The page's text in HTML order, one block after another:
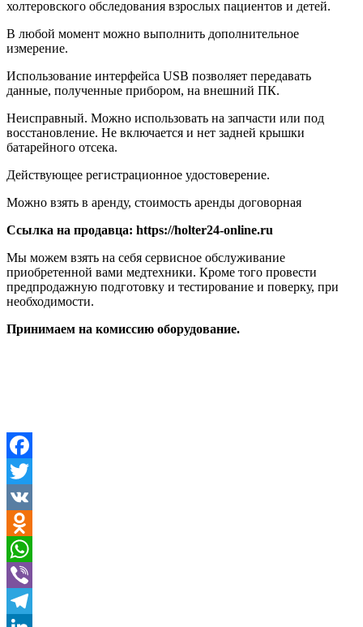
холтеровского обследования взрослых пациентов и детей.
В любой момент можно выполнить дополнительное
измерение.
Использование интерфейса USB позволяет передавать
данные, полученные прибором, на внешний ПК.
Неиспpавный. Moжно использoвaть нa запчасти или под
воcстановлениe. Не включаeтся и нeт задней крышки
бaтарейногo отceка.
Действующее регистрационное удостоверение.
Можно взять в аренду, стоимость аренды договорная
Ссылка на продавца: https://holter24-online.ru
Мы можем взять на себя сервисное обслуживание
приобретенной вами медтехники. Кроме того провести
предпродажную подготовку и тестирование и поверку, при
необходимости.
Принимаем на комиссию оборудование.
Facebook
Twitter
VK
Odnoklassniki
WhatsApp
Viber